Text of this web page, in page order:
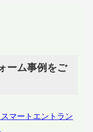
ーム事例をご